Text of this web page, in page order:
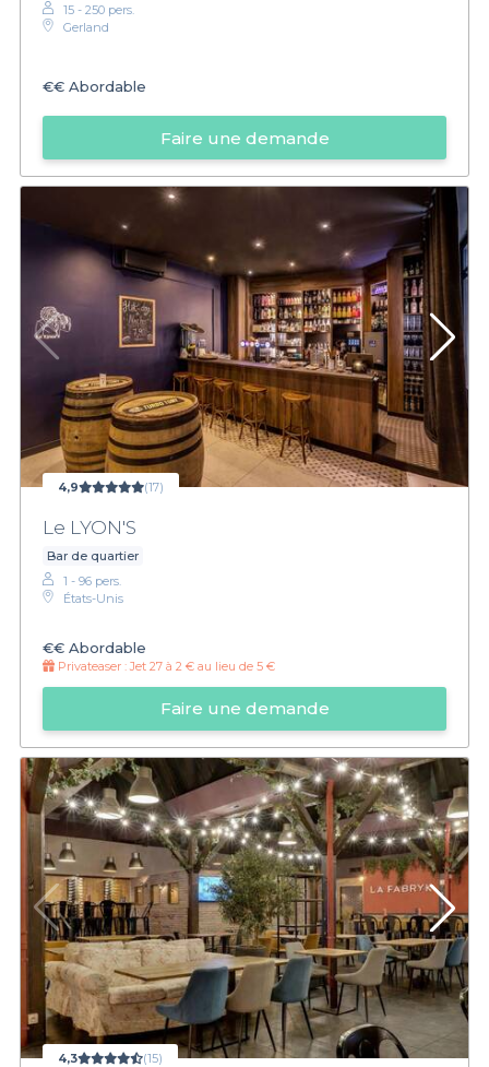
15 - 250 pers.
Gerland
€€ Abordable
Faire une demande
4,9 (17)
Le LYON'S
Bar de quartier
1 - 96 pers.
États-Unis
€€ Abordable
Privateaser :Jet 27 à 2 € au lieu de 5 €
Faire une demande
4,3 (15)